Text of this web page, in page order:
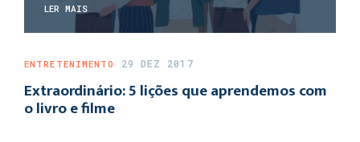
LER MAIS
ENTRETENIMENTO 29 DEZ 2017
Extraordinário: 5 lições que aprendemos com
o livro e filme